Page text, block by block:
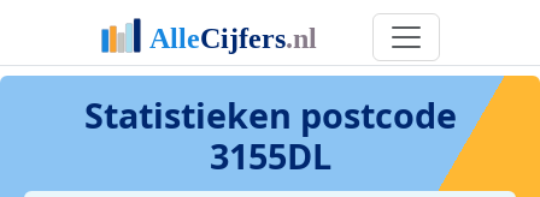
Statistieken postcode
3155DL